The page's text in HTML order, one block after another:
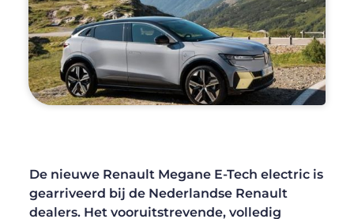
De nieuwe Renault Megane E-Tech electric is
gearriveerd bij de Nederlandse Renault
dealers. Het vooruitstrevende, volledig